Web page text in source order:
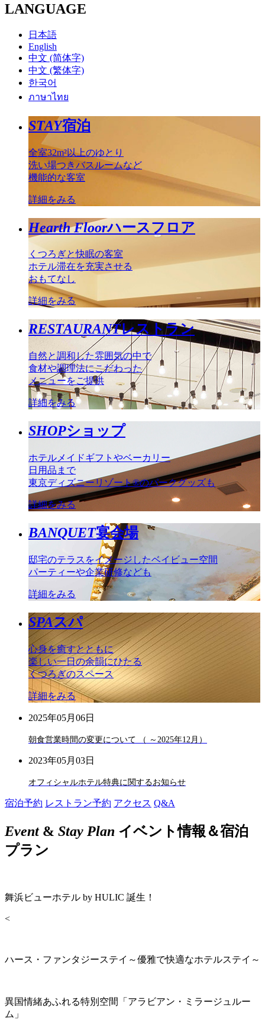
LANGUAGE
日本語
English
中文 (简体字)
中文 (繁体字)
한국어
ภาษาไทย
STAY宿泊
全室32m²以上のゆとり
洗い場つきバスルームなど
機能的な客室
詳細をみる
Hearth Floorハースフロア
くつろぎと快眠の客室
ホテル滞在を充実させる
おもてなし
詳細をみる
RESTAURANTレストラン
自然と調和した雰囲気の中で
食材や調理法にこだわった
メニューをご提供
詳細をみる
SHOPショップ
ホテルメイドギフトやベーカリー
日用品まで
東京ディズニーリゾート®のパークグッズも
詳細をみる
BANQUET宴会場
邸宅のテラスをイメージしたベイビュー空間
パーティーや企業研修なども
詳細をみる
SPAスパ
心身を癒すとともに
楽しい一日の余韻にひたる
くつろぎのスペース
詳細をみる
2025年05月06日
朝食営業時間の変更について （ ～2025年12月）
2023年05月03日
オフィシャルホテル特典に関するお知らせ
宿泊予約 レストラン予約 アクセス Q&A
Event& Stay Plan イベント情報＆宿泊
プラン
舞浜ビューホテル by HULIC 誕生！
<
ハース・ファンタジーステイ～優雅で快適なホテルステイ～
異国情緒あふれる特別空間「アラビアン・ミラージュルー
ム」